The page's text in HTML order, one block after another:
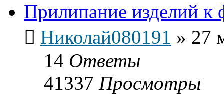
Прилипание изделий к
Николай080191 » 27
14 Ответы
41337 Просмотры